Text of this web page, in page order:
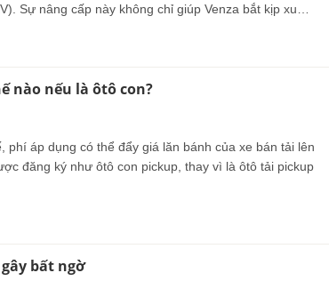
Sự nâng cấp này không chỉ giúp Venza bắt kịp xu
nào nếu là ôtô con?
phí áp dụng có thể đẩy giá lăn bánh của xe bán tải lên
đăng ký như ôtô con pickup, thay vì là ôtô tải pickup
bất ngờ